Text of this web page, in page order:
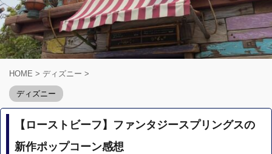
HOME > ディズニー >
ディズニー
【ローストビーフ】ファンタジースプリングスの
新作ポップコーン感想